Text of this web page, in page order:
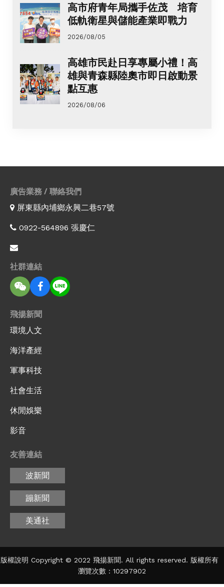
高市府青年局攜手佐茂 培育
低軌衛星與儲能產業即戰力
2026/08/05
高雄市民赴日享專屬小禮！高
雄與青森縣陸奧市即日啟動景
點互惠
2026/08/06
廣告業務 / 聯絡我們
屏東縣內埔鄉永興二巷57號
0922-564896 張慶仁
社群連結
飛揚新聞
環境人文
海洋產經
軍事科技
社會生活
休閒娛樂
影音
友善連結
波新聞
蹦新聞
美通社
版權說明 Copyright © 2022 飛揚新聞. All rights reserved. 版權所有
瀏覽次數：10297902